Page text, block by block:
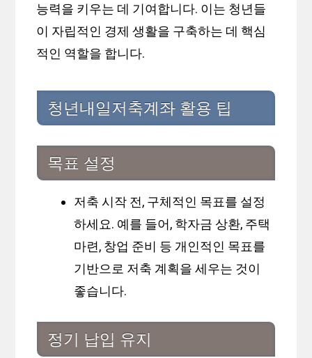
능력을 키우는 데 기여합니다. 이는 청년들
이 자립적인 경제 생활을 구축하는 데 핵심
적인 역할을 합니다.
청년내일저축계좌 활용 팁
목표 설정
저축 시작 전, 구체적인 목표를 설정
하세요. 예를 들어, 학자금 상환, 주택
마련, 창업 준비 등 개인적인 목표를
기반으로 저축 계획을 세우는 것이
좋습니다.
정기 납입 유지